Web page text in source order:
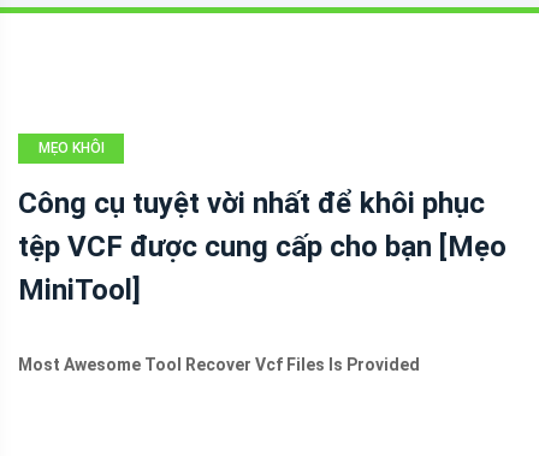
MẸO KHÔI
Công cụ tuyệt vời nhất để khôi phục
tệp VCF được cung cấp cho bạn [Mẹo
MiniTool]
Most Awesome Tool Recover Vcf Files Is Provided